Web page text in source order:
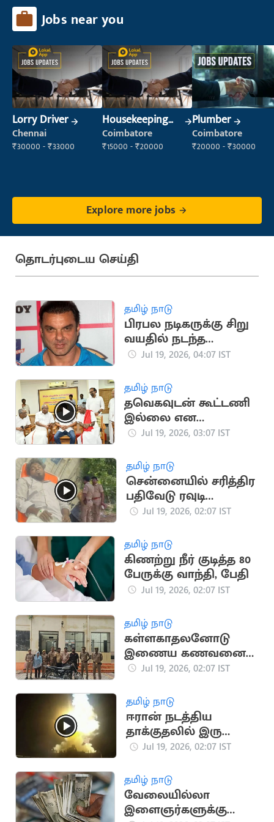
Jobs near you
Lorry Driver
Chennai
₹30000 - ₹33000
Housekeeping
Staff
(Housekeeping)
Coimbatore
₹15000 - ₹20000
Plumber
Coimbatore
₹20000 - ₹30000
Explore more jobs
தொடர்புடைய செய்தி
தமிழ் நாடு
பிரபல நடிகருக்கு சிறு
வயதில் நடந்த
பாலியல் தொல்லை
Jul 19, 2026, 04:07 IST
தமிழ் நாடு
தவெகவுடன் கூட்டணி
இல்லை என
அறிவித்த CPM
Jul 19, 2026, 03:07 IST
தமிழ் நாடு
சென்னையில் சரித்திர
பதிவேடு ரவுடி
துப்பாக்கியால்
Jul 19, 2026, 02:07 IST
தமிழ் நாடு
கிணற்று நீர் குடித்த 80
பேருக்கு வாந்தி, பேதி
Jul 19, 2026, 02:07 IST
தமிழ் நாடு
கள்ளகாதலனோடு
இணைய கணவனை
பாம்பை வைத்து
Jul 19, 2026, 02:07 IST
தமிழ் நாடு
ஈரான் நடத்திய
தாக்குதலில் இரு
அமெரிக்க வீரர்கள்
Jul 19, 2026, 02:07 IST
தமிழ் நாடு
வேலையில்லா
இளைஞர்களுக்கு